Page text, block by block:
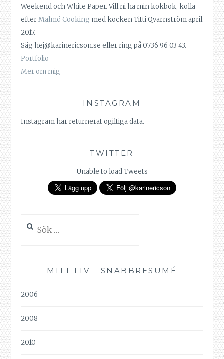
Weekend och White Paper. Vill ni ha min kokbok, kolla
efterMalmö Cooking med kocken Titti Qvarnström april
2017.
Säg hej@karinericson.se eller ring på 0736 96 03 43.
Portfolio
Mer om mig
INSTAGRAM
Instagram har returnerat ogiltiga data.
TWITTER
Unable to load Tweets
efter:
MITT LIV - SNABBRESUMÉ
2006
2008
2010